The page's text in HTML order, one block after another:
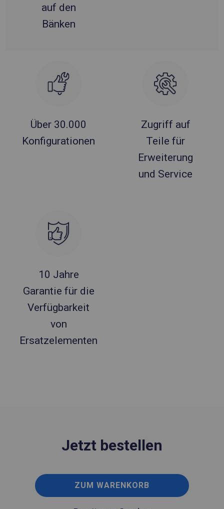
auf den
Bänken
Über 30.000
Konfigurationen
Zugriff auf
Teile für
Erweiterung
und Service
10 Jahre
Garantie für die
Verfügbarkeit
von
Ersatzelementen
Jetzt bestellen
ZUM WARENKORB